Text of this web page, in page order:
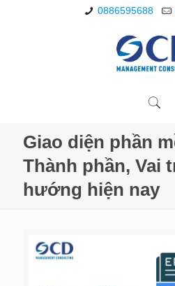
0886595688
Giao diện phần
Thành phần, Vai
hướng hiện nay